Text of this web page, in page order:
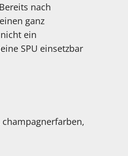
nach
ganz
ein
SPU einsetzbar